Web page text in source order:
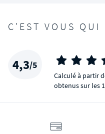
C'EST VOUS QUI
4,3/5
Calculé à partir
obtenus sur les